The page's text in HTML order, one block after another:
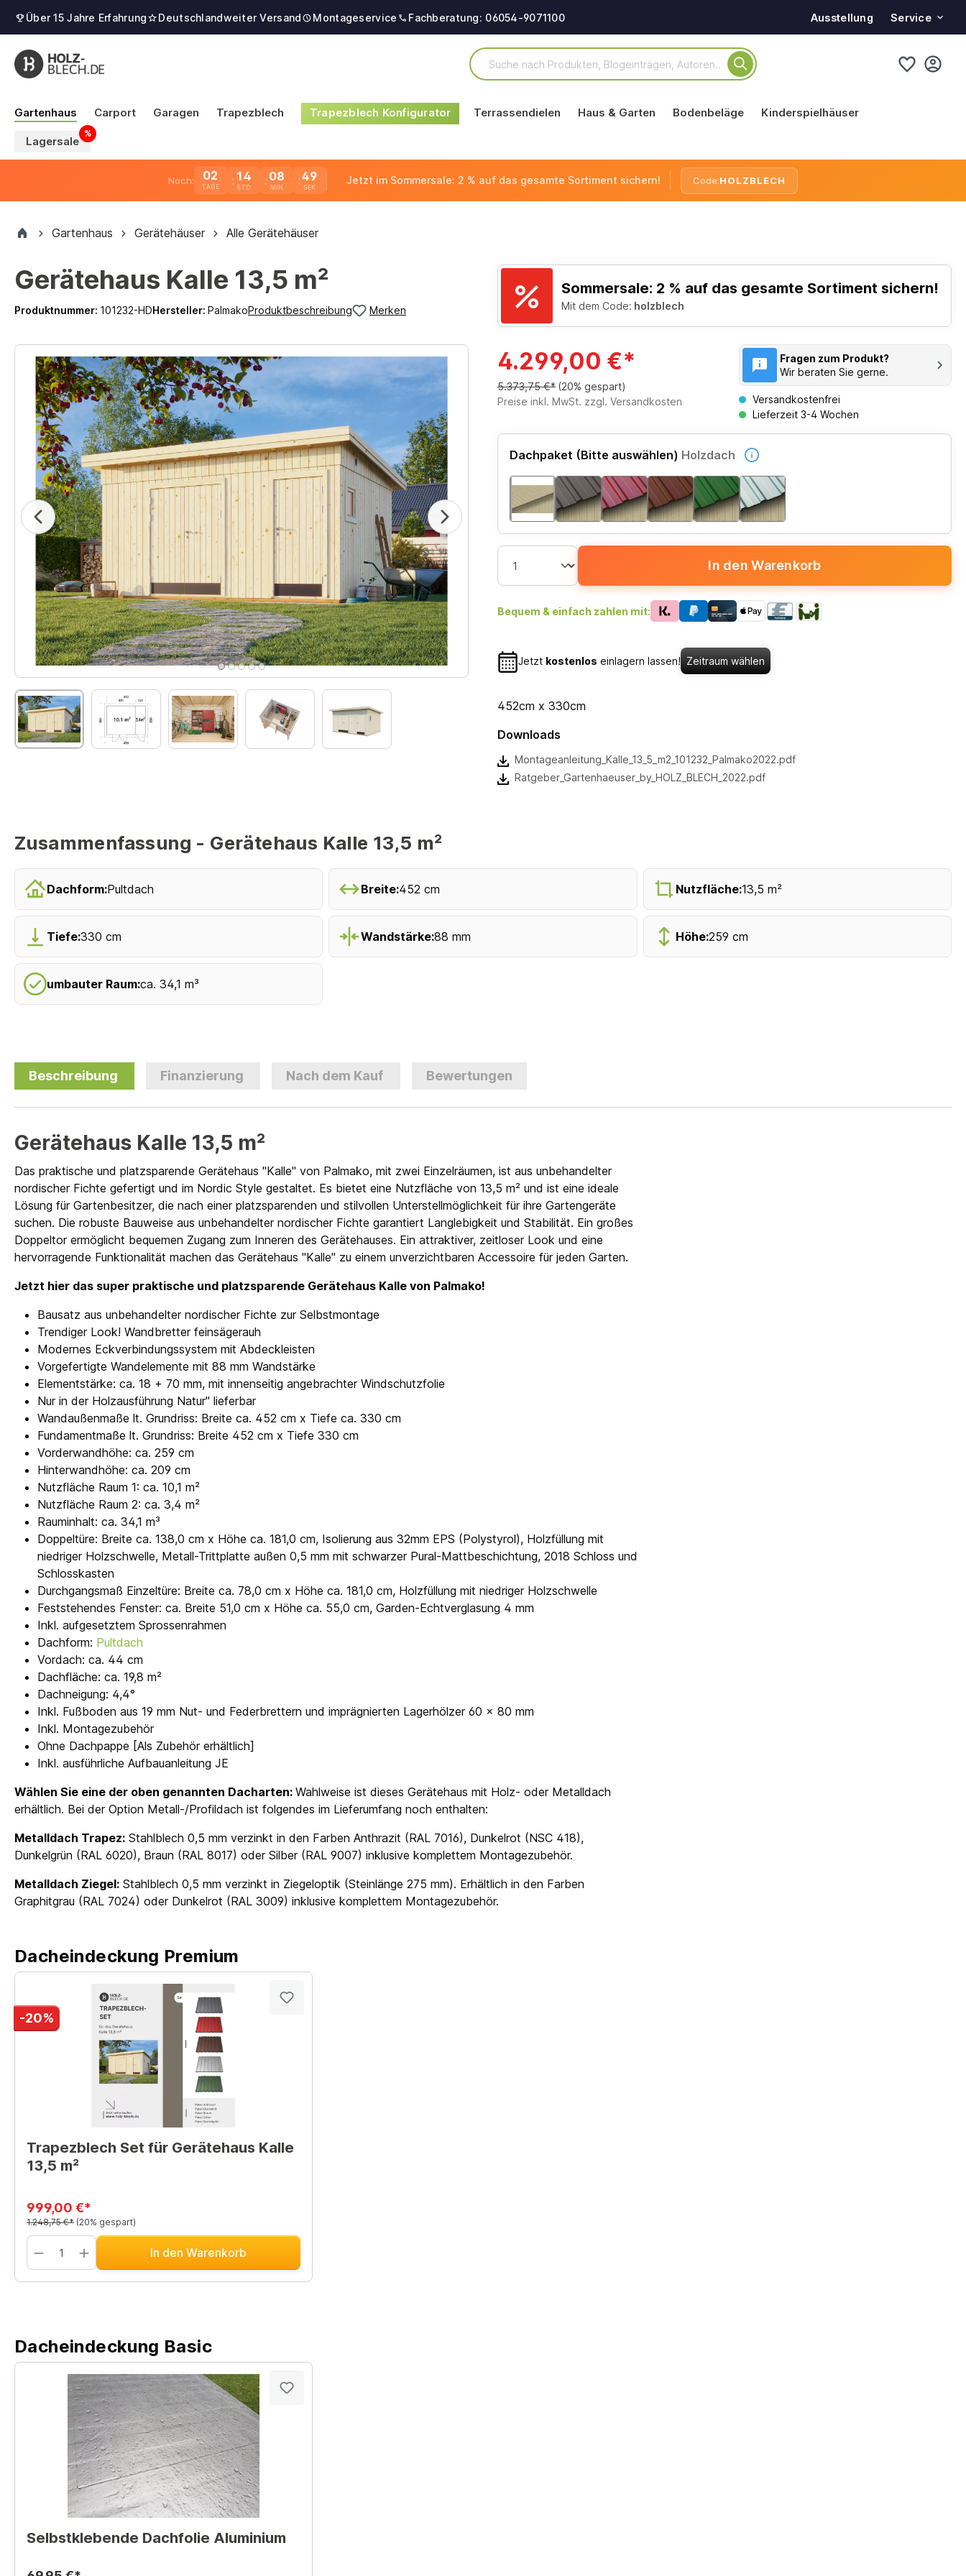
Über 15 Jahre Erfahrung Deutschlandweiter Versand Montageservice Fachberatung: 06054-9071100 Ausstellung Service
Gartenhaus Carport Garagen Trapezblech Trapezblech Konfigurator Terrassendielen Haus & Garten Bodenbeläge Kinderspielhäuser
Lagersale
Noch: 02
TAGE
14 08 48 Jetzt im Sommersale: 2 % auf das gesamte Sortiment sichern! Code:HOLZBLECH
Gartenhaus Gerätehäuser Alle Gerätehäuser
Gerätehaus Kalle 13,5 m²
Produktnummer: 101232-HDHersteller: PalmakoProduktbeschreibung Merken
Sommersale: 2 % auf das gesamte Sortiment sichern!
Mit dem Code: holzblech
4.299,00 €*
5.373,75 €* (20% gespart)
Preise inkl. MwSt. zzgl. Versandkosten
Fragen zum Produkt?
Wir beraten Sie gerne.
Versandkostenfrei
Lieferzeit 3-4 Wochen
Dachpaket (Bitte auswählen) Holzdach
In den Warenkorb
Bequem & einfach zahlen mit:
Jetzt kostenlos einlagern lassen! Zeitraum wählen
452cm x 330cm
Downloads
Montageanleitung_Kalle_13_5_m2_101232_Palmako2022.pdf
Ratgeber_Gartenhaeuser_by_HOLZ_BLECH_2022.pdf
Zusammenfassung - Gerätehaus Kalle 13,5 m²
Dachform:Pultdach Breite:452 cm Nutzfläche:13,5 m²
Tiefe:330 cm Wandstärke:88 mm Höhe:259 cm
umbauter Raum:ca. 34,1 m³
Beschreibung Finanzierung Nach dem Kauf Bewertungen
Gerätehaus Kalle 13,5 m²
Das praktische und platzsparende Gerätehaus "Kalle" von Palmako, mit zwei Einzelräumen, ist aus unbehandelter
nordischer Fichte gefertigt und im Nordic Style gestaltet. Es bietet eine Nutzfläche von 13,5 m² und ist eine ideale
Lösung für Gartenbesitzer, die nach einer platzsparenden und stilvollen Unterstellmöglichkeit für ihre Gartengeräte
suchen. Die robuste Bauweise aus unbehandelter nordischer Fichte garantiert Langlebigkeit und Stabilität. Ein großes
Doppeltor ermöglicht bequemen Zugang zum Inneren des Gerätehauses. Ein attraktiver, zeitloser Look und eine
hervorragende Funktionalität machen das Gerätehaus "Kalle" zu einem unverzichtbaren Accessoire für jeden Garten.
Jetzt hier das super praktische und platzsparende Gerätehaus Kalle von Palmako!
Bausatz aus unbehandelter nordischer Fichte zur Selbstmontage
Trendiger Look! Wandbretter feinsägerauh
Modernes Eckverbindungssystem mit Abdeckleisten
Vorgefertigte Wandelemente mit 88 mm Wandstärke
Elementstärke: ca. 18 + 70 mm, mit innenseitig angebrachter Windschutzfolie
Nur in der Holzausführung Natur" lieferbar
Wandaußenmaße lt. Grundriss: Breite ca. 452 cm x Tiefe ca. 330 cm
Fundamentmaße lt. Grundriss: Breite 452 cm x Tiefe 330 cm
Vorderwandhöhe: ca. 259 cm
Hinterwandhöhe: ca. 209 cm
Nutzfläche Raum 1: ca. 10,1 m²
Nutzfläche Raum 2: ca. 3,4 m²
Rauminhalt: ca. 34,1 m³
Doppeltüre: Breite ca. 138,0 cm x Höhe ca. 181,0 cm, Isolierung aus 32mm EPS (Polystyrol), Holzfüllung mit
niedriger Holzschwelle, Metall-Trittplatte außen 0,5 mm mit schwarzer Pural-Mattbeschichtung, 2018 Schloss und
Schlosskasten
Durchgangsmaß Einzeltüre: Breite ca. 78,0 cm x Höhe ca. 181,0 cm, Holzfüllung mit niedriger Holzschwelle
Feststehendes Fenster: ca. Breite 51,0 cm x Höhe ca. 55,0 cm, Garden-Echtverglasung 4 mm
Inkl. aufgesetztem Sprossenrahmen
Dachform: Pultdach
Vordach: ca. 44 cm
Dachfläche: ca. 19,8 m²
Dachneigung: 4,4°
Inkl. Fußboden aus 19 mm Nut- und Federbrettern und imprägnierten Lagerhölzer 60 x 80 mm
Inkl. Montagezubehör
Ohne Dachpappe [Als Zubehör erhältlich]
Inkl. ausführliche Aufbauanleitung JE
Wählen Sie eine der oben genannten Dacharten: Wahlweise ist dieses Gerätehaus mit Holz- oder Metalldach
erhältlich. Bei der Option Metall-/Profildach ist folgendes im Lieferumfang noch enthalten:
Metalldach Trapez: Stahlblech 0,5 mm verzinkt in den Farben Anthrazit (RAL 7016), Dunkelrot (NSC 418),
Dunkelgrün (RAL 6020), Braun (RAL 8017) oder Silber (RAL 9007) inklusive komplettem Montagezubehör.
Metalldach Ziegel: Stahlblech 0,5 mm verzinkt in Ziegeloptik (Steinlänge 275 mm). Erhältlich in den Farben
Graphitgrau (RAL 7024) oder Dunkelrot (RAL 3009) inklusive komplettem Montagezubehör.
Dacheindeckung Premium
-20%
Trapezblech Set für Gerätehaus Kalle
13,5 m²
999,00 €*
1.248,75 €* (20% gespart)
In den Warenkorb
Dacheindeckung Basic
Selbstklebende Dachfolie Aluminium